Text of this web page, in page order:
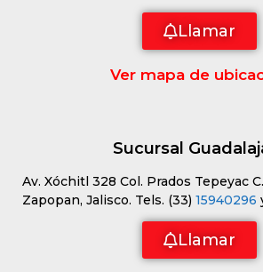
Llamar
Ver mapa de
Sucursal
Av. Xóchitl 328 Col. Prados Tepeyac
Zapopan, Jalisco. Tels. (33) 15940296
Llamar